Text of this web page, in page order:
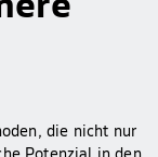
die nicht nur